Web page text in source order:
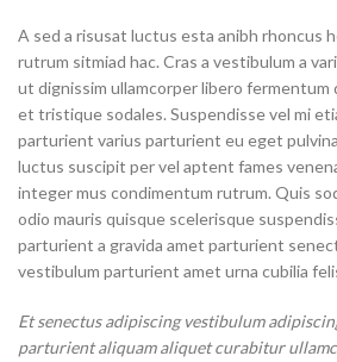
A sed a risusat luctus esta anibh rhoncus
rutrum sitmiad hac. Cras a vestibulum a
ut dignissim ullamcorper libero fermentum
et tristique sodales. Suspendisse vel mi
parturient varius parturient eu eget
luctus suscipit per vel aptent fames
integer mus condimentum rutrum. Quis
odio mauris quisque scelerisque
parturient a gravida amet parturient
vestibulum parturient amet urna cubilia
Et senectus adipiscing vestibulum
parturient aliquam aliquet curabitur